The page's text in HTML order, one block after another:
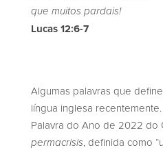
que muitos pardais!
Lucas 12:6-7
Algumas palavras que
língua inglesa
Palavra do Ano de 2022 do
permacrisis, definida como